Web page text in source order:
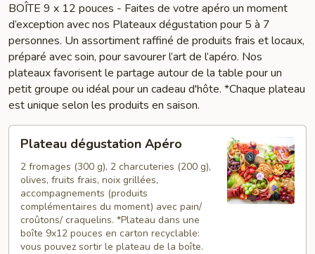
BOÎTE 9 x 12 pouces - Faites de votre apéro un moment
d’exception avec nos Plateaux dégustation pour 5 à 7
personnes. Un assortiment raffiné de produits frais et locaux,
préparé avec soin, pour savourer l’art de l’apéro. Nos
plateaux favorisent le partage autour de la table pour un
petit groupe ou idéal pour un cadeau d'hôte. *Chaque plateau
est unique selon les produits en saison.
dégustation
Apéro
Plateau dégustation Apéro
2 fromages (300 g), 2 charcuteries (200 g),
olives, fruits frais, noix grillées,
accompagnements (produits
complémentaires du moment) avec pain/
croûtons/ craquelins. *Plateau dans une
boîte 9x12 pouces en carton recyclable:
vous pouvez sortir le plateau de la boîte.